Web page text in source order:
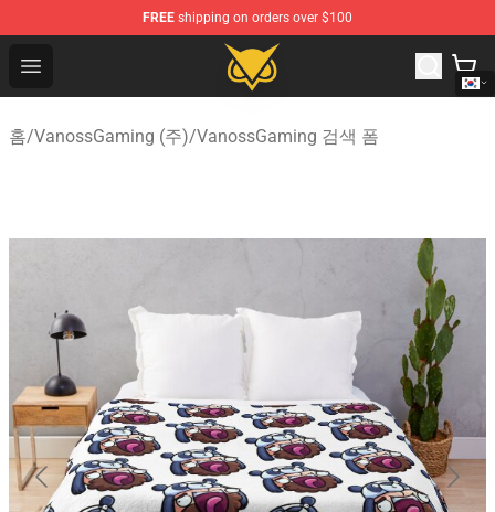
FREE shipping on orders over $100
Open menu
Vanossgaming Store - Official Vanossgaming
홈/VanossGaming (주)/VanossGaming 검색 폼